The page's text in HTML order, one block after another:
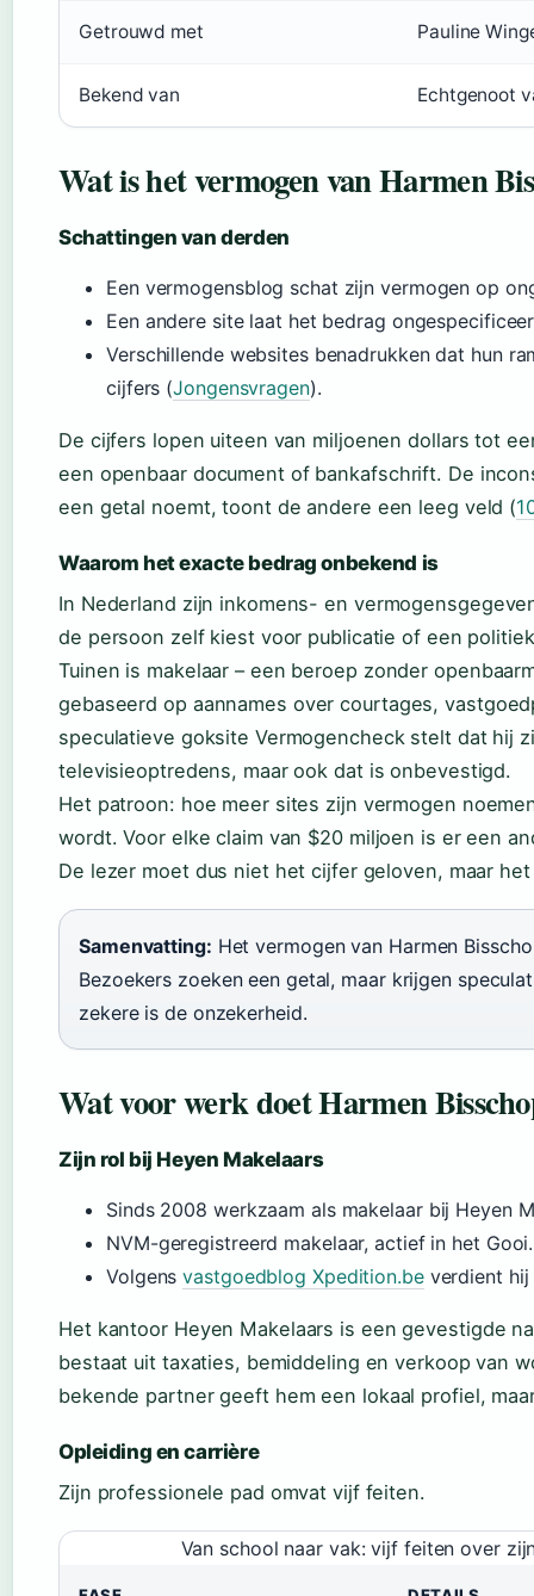
Getrouwd met Pauline
Bekend van Echtgenoot
Wat is het vermogen van Harmen
Schattingen van derden
Een vermogensblog schat zijn vermogen op
Een andere site laat het bedrag
Verschillende websites benadrukken dat hun
cijfers (Jongensvragen).
De cijfers lopen uiteen van miljoenen dollars tot
een openbaar document of bankafschrift. De
een getal noemt, toont de andere een leeg veld (
Waarom het exacte bedrag onbekend is
In Nederland zijn inkomens- en
de persoon zelf kiest voor publicatie of een
Tuinen is makelaar – een beroep zonder
gebaseerd op aannames over courtages,
speculatieve goksite Vermogencheck stelt dat hij
televisieoptredens, maar ook dat is onbevestigd.
Het patroon: hoe meer sites zijn vermogen
wordt. Voor elke claim van $20 miljoen is er een
De lezer moet dus niet het cijfer geloven, maar
Samenvatting: Het vermogen van Harmen
Bezoekers zoeken een getal, maar krijgen
zekere is de onzekerheid.
Wat voor werk doet Harmen
Zijn rol bij Heyen Makelaars
Sinds 2008 werkzaam als makelaar bij Heyen
NVM-geregistreerd makelaar, actief in het Gooi.
Volgensvastgoedblog Xpedition.beverdient hij
Het kantoor Heyen Makelaars is een gevestigde
bestaat uit taxaties, bemiddeling en verkoop van
bekende partner geeft hem een lokaal profiel,
Opleiding en carrière
Zijn professionele pad omvat vijf feiten.
Van school naar vak: vijf feiten over